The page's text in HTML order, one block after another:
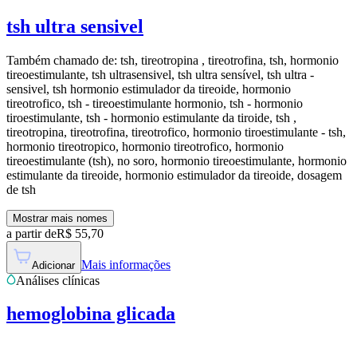
tsh ultra sensivel
Também chamado de: tsh, tireotropina , tireotrofina, tsh, hormonio
tireoestimulante, tsh ultrasensivel, tsh ultra sensível, tsh ultra -
sensivel, tsh hormonio estimulador da tireoide, hormonio
tireotrofico, tsh - tireoestimulante hormonio, tsh - hormonio
tiroestimulante, tsh - hormonio estimulante da tiroide, tsh ,
tireotropina, tireotrofina, tireotrofico, hormonio tiroestimulante - tsh,
hormonio tireotropico, hormonio tireotrofico, hormonio
tireoestimulante (tsh), no soro, hormonio tireoestimulante, hormonio
estimulante da tireoide, hormonio estimulador da tireoide, dosagem
de tsh
Mostrar mais nomes
a partir deR$ 55,70
Adicionar Mais informações
Análises clínicas
hemoglobina glicada